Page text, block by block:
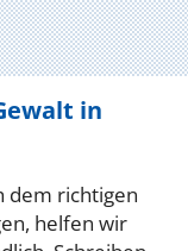
in
dem richtigen
helfen wir